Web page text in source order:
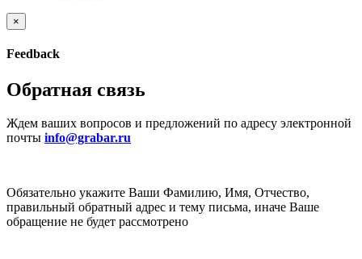
×
Feedback
Обратная связь
Ждем ваших вопросов и предложений по адресу электронной
почты info@grabar.ru
Обязательно укажите Ваши Фамилию, Имя, Отчество,
правильный обратный адрес и тему письма, иначе Ваше
обращение не будет рассмотрено